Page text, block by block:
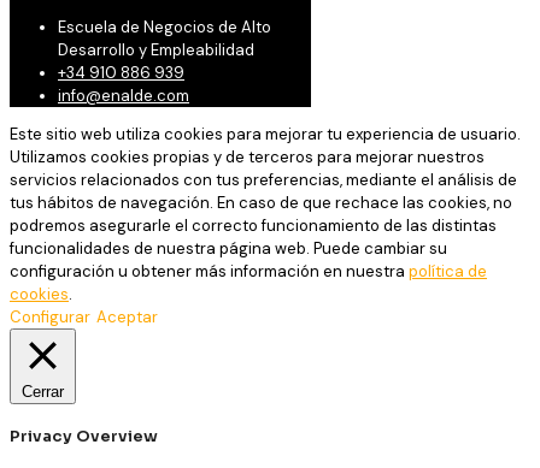
Escuela de Negocios de Alto
Desarrollo y Empleabilidad
+34 910 886 939
info@enalde.com
Este sitio web utiliza cookies para mejorar tu experiencia de usuario.
Utilizamos cookies propias y de terceros para mejorar nuestros
servicios relacionados con tus preferencias, mediante el análisis de
tus hábitos de navegación. En caso de que rechace las cookies, no
podremos asegurarle el correcto funcionamiento de las distintas
funcionalidades de nuestra página web. Puede cambiar su
configuración u obtener más información en nuestra política de
cookies.
Configurar Aceptar
Cerrar
Privacy Overview